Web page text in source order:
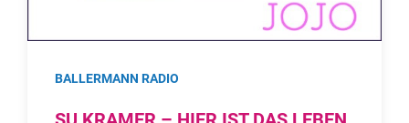
BALLERMANN RADIO